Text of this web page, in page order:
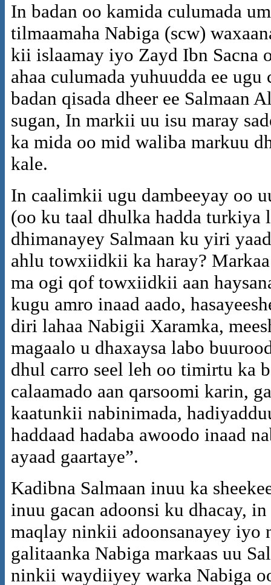
In badan oo kamida culumada
tilmaamaha Nabiga (scw)
kii islaamay iyo Zayd Ibn Sacna
ahaa culumada yuhuudda ee
badan qisada dheer ee Salmaan
sugan, In markii uu isu maray
ka mida oo mid waliba markuu
kale.
In caalimkii ugu dambeeyay oo
(oo ku taal dhulka hadda turkiya
dhimanayey Salmaan ku yiri
ahlu towxiidkii ka haray?
ma ogi qof towxiidkii aan
kugu amro inaad aado,
diri lahaa Nabigii Xaramka,
magaalo u dhaxaysa labo
dhul carro seel leh oo timirtu ka
calaamado aan qarsoomi karin,
kaatunkii nabinimada,
haddaad hadaba awoodo inaad
ayaad gaartaye”.
Kadibna Salmaan inuu ka
inuu gacan adoonsi ku dhacay,
maqlay ninkii adoonsanayey iyo
galitaanka Nabiga markaas uu
ninkii waydiiyey warka Nabiga